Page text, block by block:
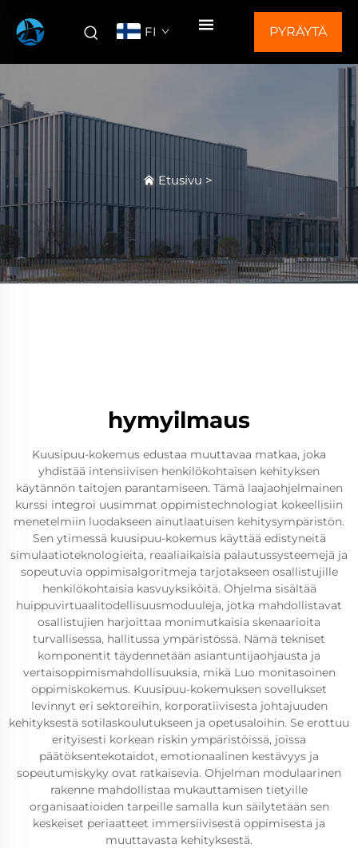
FI PYRÄYTÄ
Etusivu >
hymyilmaus
Kuusipuu-kokemus edustaa muuttavaa matkaa, joka
yhdistää intensiivisen henkilökohtaisen kehityksen
käytännön taitojen parantamiseen. Tämä laajaohjelmainen
kurssi integroi uusimmat oppimistechnologiat kokeellisiin
menetelmiin luodakseen ainutlaatuisen kehitysympäristön.
Sen ytimessä kuusipuu-kokemus käyttää edistyneitä
simulaatioteknologieita, reaaliaikaisia palautussysteemejä ja
sopeutuvia oppimisalgoritmeja tarjotakseen osallistujille
henkilökohtaisia kasvuyksiköitä. Ohjelma sisältää
huippuvirtuaalitodellisuusmoduuleja, jotka mahdollistavat
osallistujien harjoittaa monimutkaisia skenaarioita
turvallisessa, hallitussa ympäristössä. Nämä tekniset
komponentit täydennetään asiantuntijaohjausta ja
vertaisoppimismahdollisuuksia, mikä Luo monitasoinen
oppimiskokemus. Kuusipuu-kokemuksen sovellukset
levinnyt eri sektoreihin, korporatiivisesta johtajuuden
kehityksestä sotilaskoulutukseen ja opetusaloihin. Se erottuu
erityisesti korkean riskin ympäristöissä, joissa
päätöksentekotaidot, emotionaalinen kestävyys ja
sopeutumiskyky ovat ratkaisevia. Ohjelman modulaarinen
rakenne mahdollistaa mukauttamisen tietyille
organisaatioiden tarpeille samalla kun säilytetään sen
keskeiset periaatteet immersiivisestä oppimisesta ja
muuttavasta kehityksestä.